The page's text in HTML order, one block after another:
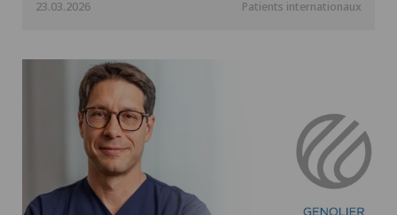
23.03.2026 Patients internationaux